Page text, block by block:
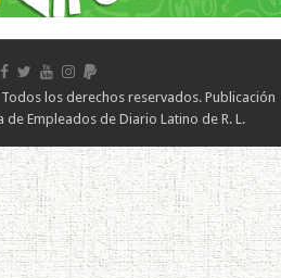
los derechos reservados. Publicación
Empleados de Diario Latino de R. L.